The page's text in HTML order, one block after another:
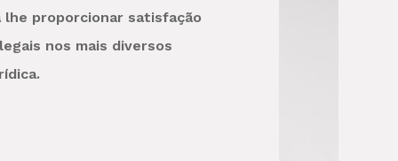
lhe proporcionar satisfação
nos mais diversos